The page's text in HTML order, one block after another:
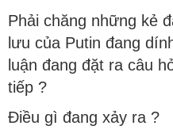
Phải chăng những kẻ
lưu của Putin đang
luận đang đặt ra câu
tiếp ?
Điều gì đang xảy ra ?